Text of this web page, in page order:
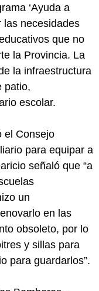
‘Ayuda a
las necesidades
que no
la Provincia. La
la infraestructura
patio,
escolar.
el Consejo
para equipar a
señaló que “a
un
en las
obsoleto, por lo
y sillas para
para guardarlos”.